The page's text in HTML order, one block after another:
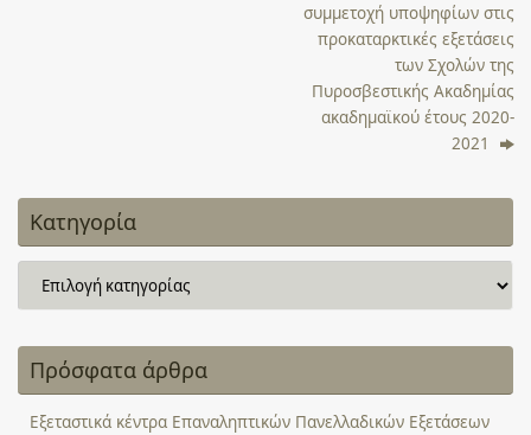
συμμετοχή υποψηφίων στις
προκαταρκτικές εξετάσεις
των Σχολών της
Πυροσβεστικής Ακαδημίας
ακαδημαϊκού έτους 2020-
2021
Κατηγορία
Πρόσφατα άρθρα
Εξεταστικά κέντρα Επαναληπτικών Πανελλαδικών Εξετάσεων